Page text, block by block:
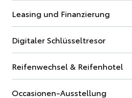
Leasing und Finanzierung
Digitaler Schlüsseltresor
Reifenwechsel & Reifenhotel
Occasionen-Ausstellung